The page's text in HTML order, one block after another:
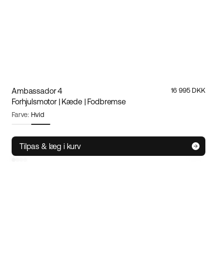
Ambassador 4
Forhjulsmotor | Kæde | Fodbremse
16 995 DKK
Farve: Hvid
S M/L XL
Tilpas & læg i kurv